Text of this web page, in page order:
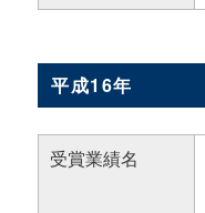
平成16年
受賞業績名